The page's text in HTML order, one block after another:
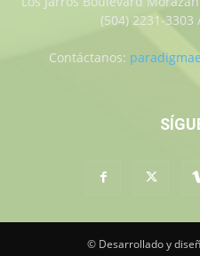
(504) 2231-3303
Contáctanos:
© Desarrollado y